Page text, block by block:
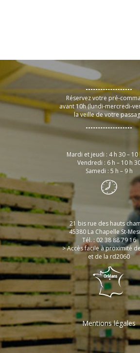
Réservez votre pré-
avant 10h (lundi-mercredi-
la veille de votre
Mardi et jeudi : 4 h 30 – 10
Vendredi : 6 h – 10 h
Samedi : 5 h – 9 h
21 bis rue des hauts
45380 La Chapelle St-
Tél. : 02 38 88 79 16
> Accès facile à proximité
et de la rd2060
Mentions légales